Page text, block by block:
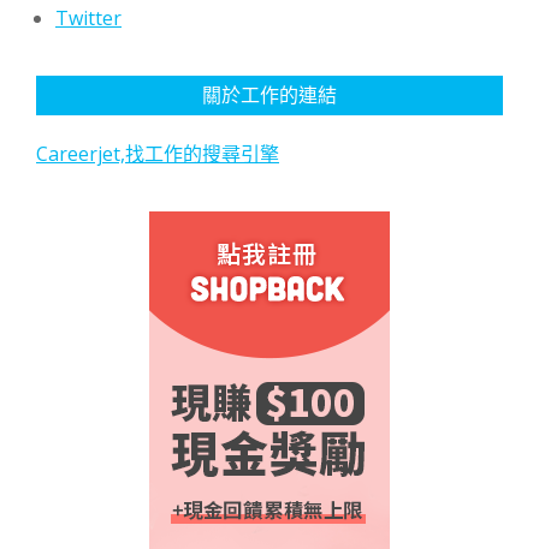
Twitter
關於工作的連結
Careerjet,找工作的搜尋引擎